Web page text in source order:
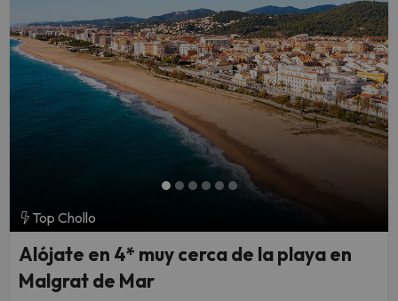
Top Chollo
Alójate en 4* muy cerca de la playa en
Malgrat de Mar